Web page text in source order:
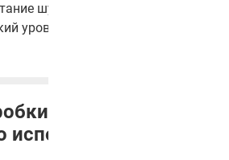
шумоизоляции и прочности
уровень комфорта и
для
исполнения